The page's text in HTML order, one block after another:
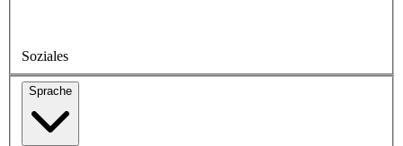
Soziales
Sprache